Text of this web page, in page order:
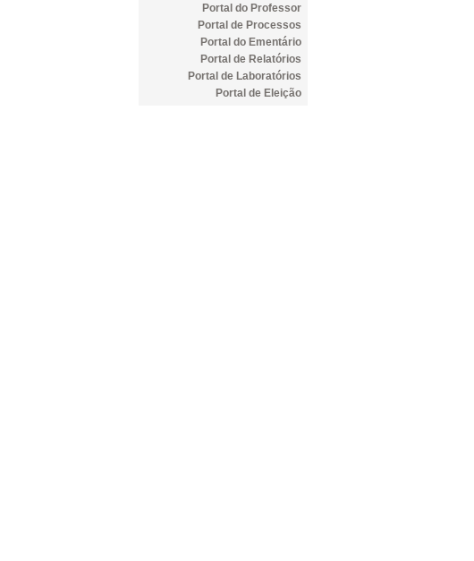
Portal do Professor
Portal de Processos
Portal do Ementário
Portal de Relatórios
Portal de Laboratórios
Portal de Eleição